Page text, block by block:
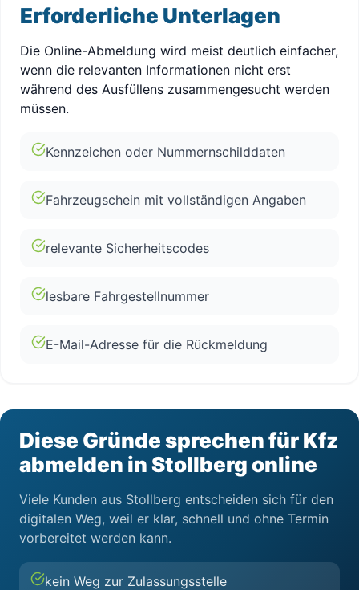
Erforderliche Unterlagen
Die Online-Abmeldung wird meist deutlich einfacher,
wenn die relevanten Informationen nicht erst
während des Ausfüllens zusammengesucht werden
müssen.
Kennzeichen oder Nummernschilddaten
Fahrzeugschein mit vollständigen Angaben
relevante Sicherheitscodes
lesbare Fahrgestellnummer
E-Mail-Adresse für die Rückmeldung
Diese Gründe sprechen für Kfz
abmelden in Stollberg online
Viele Kunden aus Stollberg entscheiden sich für den
digitalen Weg, weil er klar, schnell und ohne Termin
vorbereitet werden kann.
kein Weg zur Zulassungsstelle